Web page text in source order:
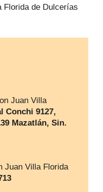
Florida de Dulcerías
Juan Villa
Conchi 9127,
Mazatlán, Sin.
Juan Villa Florida